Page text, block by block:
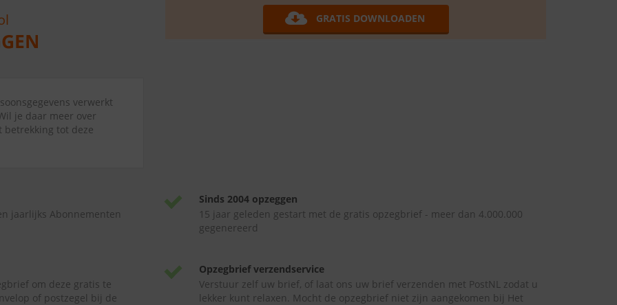
verwerkt
je daar meer over
tot deze
GRATIS DOWNLOADEN
jaarlijks Abonnementen
Sinds 2004 opzeggen
15 jaar geleden gestart met de gratis opzegbrief - meer dan 4.000.000
gegenereerd
om deze gratis te
of postzegel bij de
Opzegbrief verzendservice
Verstuur zelf uw brief, of laat ons uw brief verzenden met PostNL zodat u
lekker kunt relaxen. Mocht de opzegbrief niet zijn aangekomen bij Het